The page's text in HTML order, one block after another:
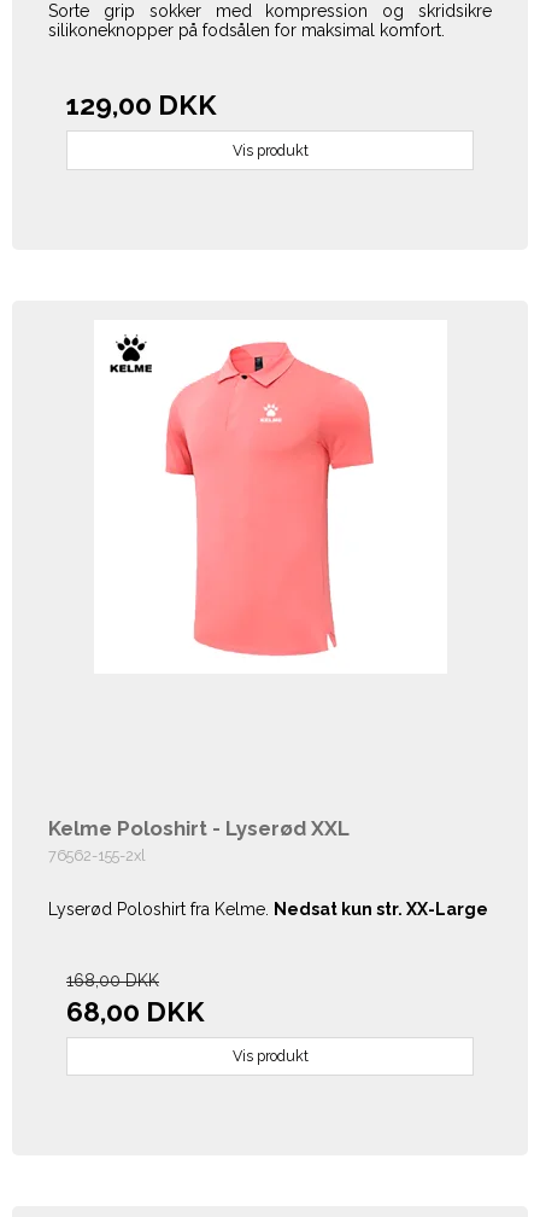
Sorte grip sokker med kompression og skridsikre
silikoneknopper på fodsålen for maksimal komfort.
129,00 DKK
Vis produkt
Kelme Poloshirt - Lyserød XXL
76562-155-2xl
Lyserød Poloshirt fra Kelme. Nedsat kun str. XX-Large
168,00 DKK
68,00 DKK
Vis produkt